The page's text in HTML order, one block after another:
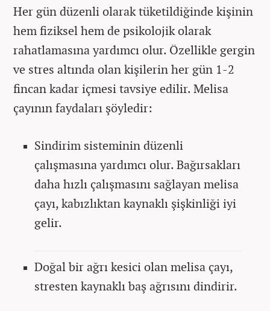
Her gün düzenli olarak tüketildiğinde kişinin
hem fiziksel hem de psikolojik olarak
rahatlamasına yardımcı olur. Özellikle gergin
ve stres altında olan kişilerin her gün 1-2
fincan kadar içmesi tavsiye edilir. Melisa
çayının faydaları şöyledir:
Sindirim sisteminin düzenli
çalışmasına yardımcı olur. Bağırsakları
daha hızlı çalışmasını sağlayan melisa
çayı, kabızlıktan kaynaklı şişkinliği iyi
gelir.
Doğal bir ağrı kesici olan melisa çayı,
stresten kaynaklı baş ağrısını dindirir.